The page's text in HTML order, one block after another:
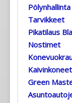
Pölynhallinta
Tarvikkeet
Pikatilaus
Nostimet
Kaivinkoneet
Green